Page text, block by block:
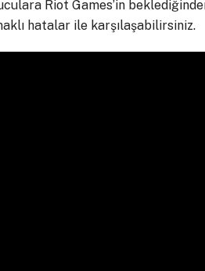
Riot Games’in
hatalar ile karşılaşabilirsiniz.